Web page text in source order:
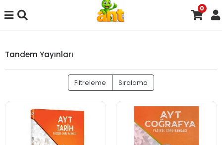
0
Tandem Yayınları
Filtreleme Sıralama